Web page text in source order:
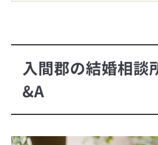
入間郡の結婚相談
&A